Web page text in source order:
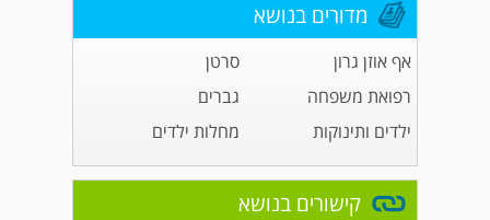
מדורים בנושא
אף אוזן גרון
סרטן
רפואת משפחה
גברים
ילדים ותינוקות
מחלות ילדים
קישורים בנושא